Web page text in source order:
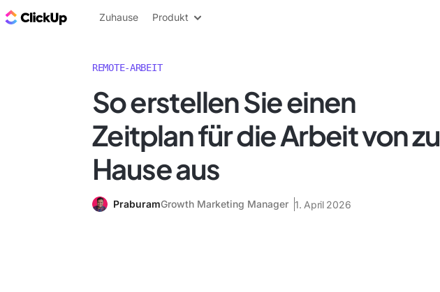
ClickUp Blog
Zuhause Produkt
REMOTE-ARBEIT
So erstellen Sie einen
Zeitplan für die Arbeit von zu
Hause aus
PraburamGrowth Marketing Manager 1. April 2026